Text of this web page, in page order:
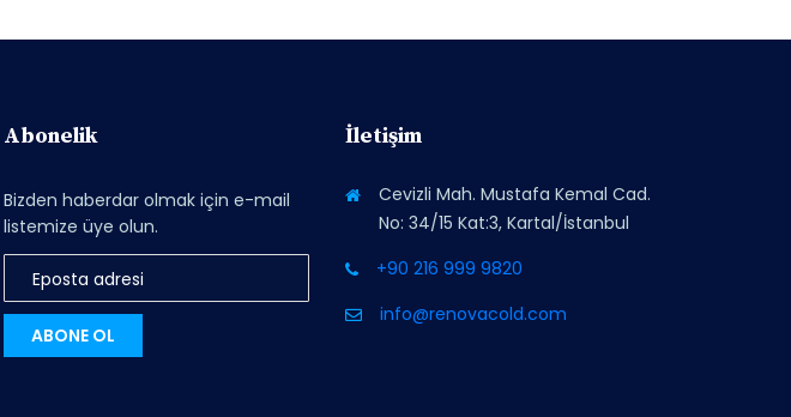
Abonelik
Bizden haberdar olmak için e-mail
listemize üye olun.
ABONE OL
İletişim
Cevizli Mah. Mustafa Kemal Cad.
No: 34/15 Kat:3, Kartal/İstanbul
+90 216 999 9820
info@renovacold.com